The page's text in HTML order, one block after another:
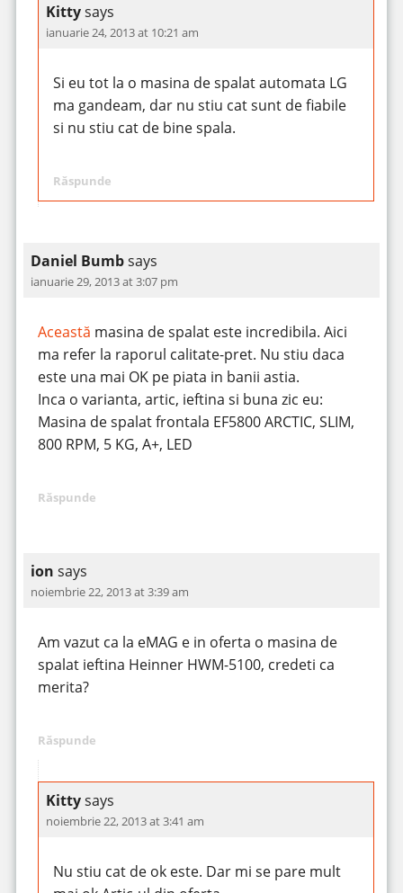
Kittysays
ianuarie 24, 2013 at 10:21 am
Si eu tot la o masina de spalat automata LG
ma gandeam, dar nu stiu cat sunt de fiabile
si nu stiu cat de bine spala.
Răspunde
Daniel Bumbsays
ianuarie 29, 2013 at 3:07 pm
Această masina de spalat este incredibila. Aici
ma refer la raporul calitate-pret. Nu stiu daca
este una mai OK pe piata in banii astia.
Inca o varianta, artic, ieftina si buna zic eu:
Masina de spalat frontala EF5800 ARCTIC, SLIM,
800 RPM, 5 KG, A+, LED
Răspunde
ion says
noiembrie 22, 2013 at 3:39 am
Am vazut ca la eMAG e in oferta o masina de
spalat ieftina Heinner HWM-5100, credeti ca
merita?
Răspunde
Kittysays
noiembrie 22, 2013 at 3:41 am
Nu stiu cat de ok este. Dar mi se pare mult